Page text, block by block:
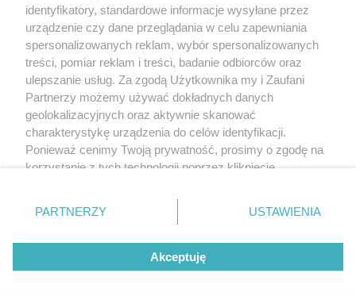
ESKA Summer Camp 2026 rusza w
trasę! Odwiedź strefę Wawel i
spróbuj kultowych Michałków z
Wawelu
MATERIAŁ SPONSOROWANY
identyfikatory, standardowe informacje wysyłane przez
urządzenie czy dane przeglądania w celu zapewniania
spersonalizowanych reklam, wybór spersonalizowanych
treści, pomiar reklam i treści, badanie odbiorców oraz
ulepszanie usług. Za zgodą Użytkownika my i Zaufani
Partnerzy możemy używać dokładnych danych
geolokalizacyjnych oraz aktywnie skanować
charakterystykę urządzenia do celów identyfikacji.
Ponieważ cenimy Twoją prywatność, prosimy o zgodę na
korzystanie z tych technologii poprzez kliknięcie
zmienić/wycofać klikając przycisk ustawień prywatności
znajdujący się w lewym dolnym rogu strony
rodzaje przetwarzania danych nie wymagają zgody
użytkownika, ale masz prawo sprzeciwić się takiemu
przetwarzaniu. Preferencje będą miały zastosowanie tylko
PARTNERZY USTAWIENIA
Akceptuję